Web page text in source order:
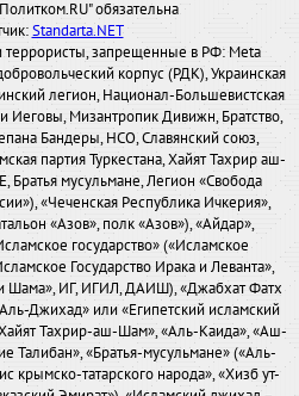
обязательна
Standarta.NET
террористы, запрещенные в РФ: Meta
корпус (РДК), Украинская
легион, Национал-Большевистская
Иеговы, Мизантропик Дивижн, Братство,
Бандеры, НСО, Славянский союз,
партия Туркестана, Хайят Тахрир аш-
Братья мусульмане, Легион «Свобода
«Чеченская Республика Ичкерия»,
«Азов», полк «Азов»), «Айдар»,
государство» («Исламское
Государство Ирака и Леванта»,
Шама», ИГ, ИГИЛ, ДАИШ), «Джабхат Фатх
Джихад» или «Египетский исламский
Тахрир-аш-Шам», «Аль-Каида», «Аш-
«Братья-мусульмане» («Аль-
татарского народа», «Хизб ут-